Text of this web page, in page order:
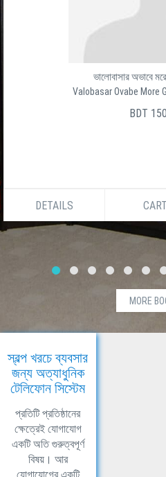
ভালোবাসার অভাবে
Valobasar Ovabe More
BDT
DETAILS CART
MORE
স্বল্প খরচে ব্যবসার
জন্য অত্যাধুনিক
টেলিফোন সিস্টেম
প্রতিটি প্রতিষ্ঠানের
ক্ষেত্রেই যোগাযোগ
একটি অতি গুরুত্বপূর্ণ
বিষয়। আর